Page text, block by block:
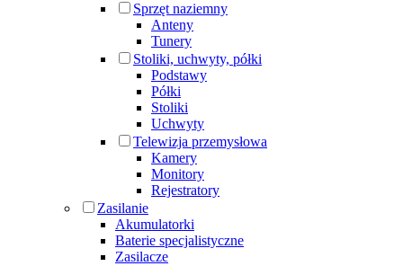
Sprzęt naziemny
Anteny
Tunery
Stoliki, uchwyty, półki
Podstawy
Półki
Stoliki
Uchwyty
Telewizja przemysłowa
Kamery
Monitory
Rejestratory
Zasilanie
Akumulatorki
Baterie specjalistyczne
Zasilacze